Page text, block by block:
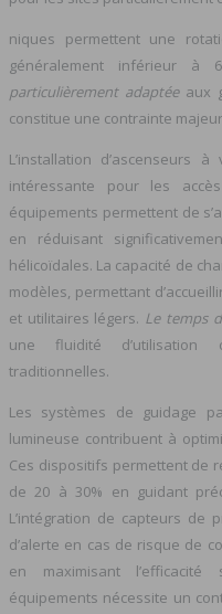
niques permettent une
généralement inférieur à
particulièrement adaptéeaux
constitue une contrainte
L’installation d’ascenseurs
intéressante pour les
équipements permettent de
en réduisant
hélicoïdales. La capacité de
modèles, permettant
et utilitaires légers. Le temps
une fluidité d’utilisation
traditionnelles.
Les systèmes de guidage
lumineuse contribuent à
Ces dispositifs permettent de
de 20 à 30% en guidant
L’intégration de capteurs de
d’alerte en cas de risque de
en maximisant
équipements nécessite un